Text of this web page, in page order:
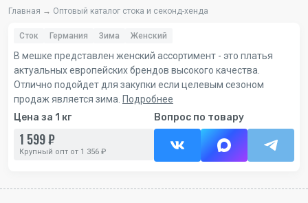
Главная → Оптовый каталог стока и секонд-хенда
Сток Германия Зима Женский
В мешке представлен женский ассортимент - это платья
актуальных европейских брендов высокого качества.
Отлично подойдет для закупки если целевым сезоном
продаж является зима. Подробнее
Цена за 1 кг
1 599 ₽
Крупный опт от 1 356 ₽
Вопрос по товару